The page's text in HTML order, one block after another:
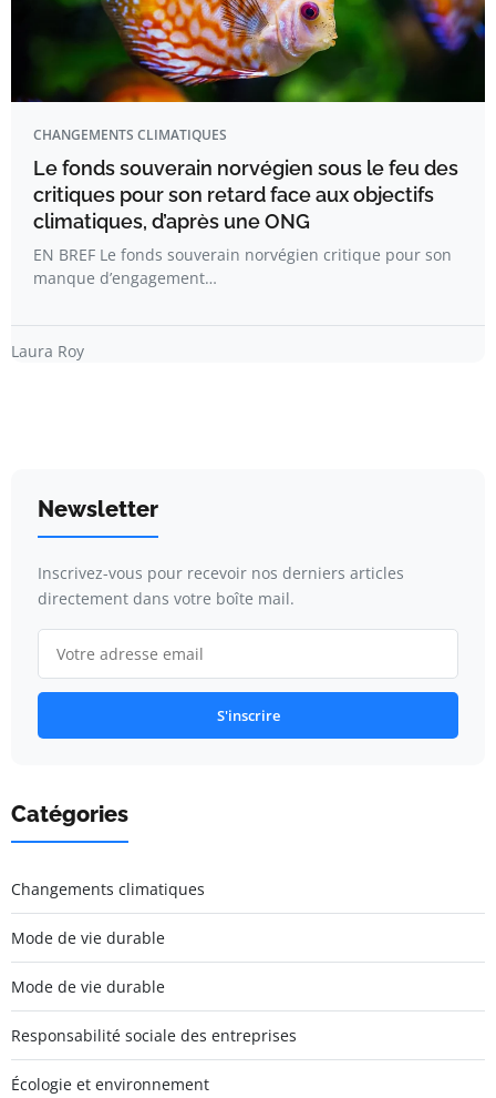
CHANGEMENTS CLIMATIQUES
Le fonds souverain norvégien sous le feu des
critiques pour son retard face aux objectifs
climatiques, d’après une ONG
EN BREF Le fonds souverain norvégien critique pour son
manque d’engagement…
Laura Roy
Newsletter
Inscrivez-vous pour recevoir nos derniers articles
directement dans votre boîte mail.
S'inscrire
Catégories
Changements climatiques
Mode de vie durable
Mode de vie durable
Responsabilité sociale des entreprises
Écologie et environnement